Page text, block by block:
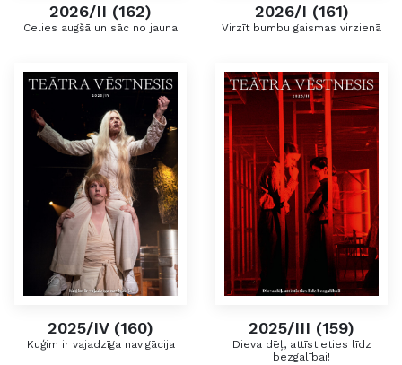
2026/II (162)
Celies augšā un sāc no jauna
2026/I (161)
Virzīt bumbu gaismas virzienā
2025/IV (160)
Kuģim ir vajadzīga navigācija
2025/III (159)
Dieva dēļ, attīstieties līdz
bezgalībai!